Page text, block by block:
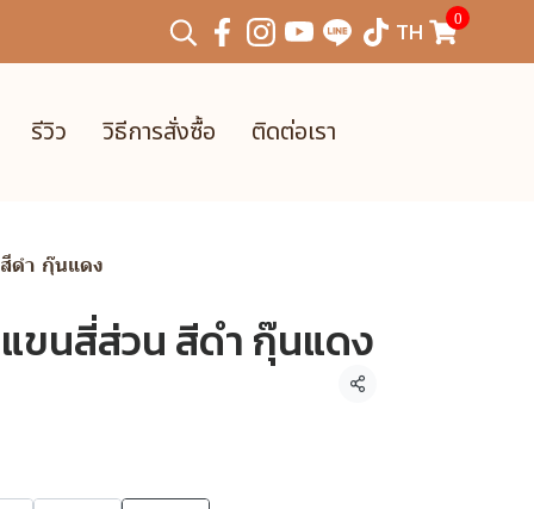
TH 0
รีวิว วิธีการสั่งซื้อ ติดต่อเรา
ดำ กุ๊นแดง
ขนสี่ส่วน สีดำ กุ๊นแดง
แชร์